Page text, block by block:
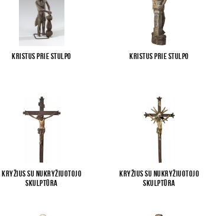
Kristus prie stulpo Kristus prie stulpo
Kryžius su Nukryžiuotojo
skulptūra
Kryžius su Nukryžiuotojo
skulptūra